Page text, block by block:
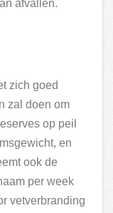
afvallen.
zich goed
zal doen om
op peil
en
ook de
per week
vetverbranding